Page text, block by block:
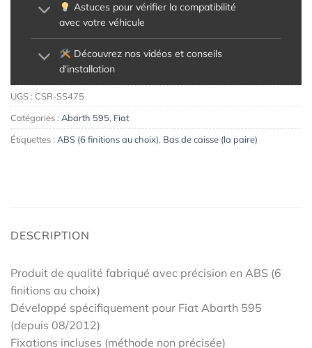
Astuces pour vérifier la compatibilité
avec votre véhicule
Découvrez nos vidéos et conseils
d'installation
UGS : CSR-SS475
Catégories : Abarth 595, Fiat
Étiquettes : ABS (6 finitions au choix), Bas de caisse (la paire)
DESCRIPTION
Produit de qualité fabriqué avec précision en ABS (6
finitions au choix)
Développé spécifiquement pour Fiat Abarth 595
(depuis 08/2012)
Fixations incluses (méthode non précisée)